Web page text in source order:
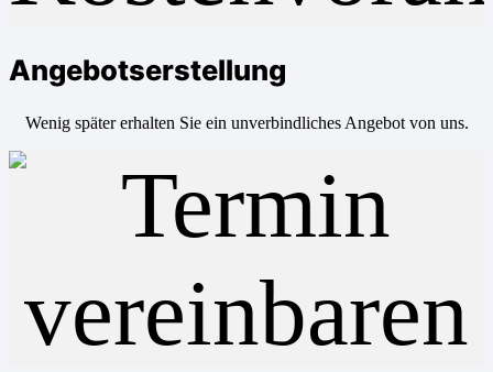
Angebotserstellung
Wenig später erhalten Sie ein unverbindliches Angebot von uns.